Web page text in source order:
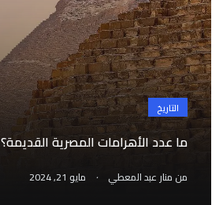
التاريخ
ما عدد الأهرامات المصرية القديمة؟
من منار عبد المعطي . مايو 21, 2024